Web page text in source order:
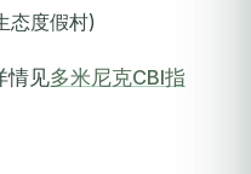
态度假村)
情见多米尼克CBI指